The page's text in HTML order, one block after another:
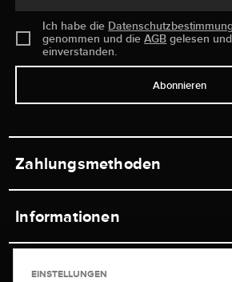
Ich habe die
genommen und dieAGB gelesen
einverstanden.
Abonnieren
Zahlungsmethoden
Informationen
Service
EINSTELLUNGEN